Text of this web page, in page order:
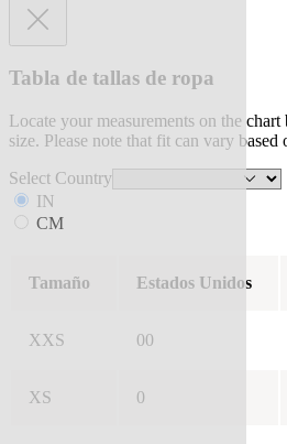
Tabla de tallas de ropa
Locate your measurements on the
size. Please note that fit can vary based
Select Country
IN
CM
Tamaño Estados Unidos
XXS 00
XS 0